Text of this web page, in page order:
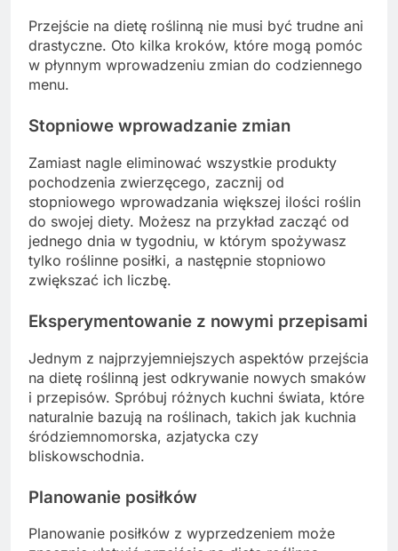
Przejście na dietę roślinną nie musi być trudne ani
drastyczne. Oto kilka kroków, które mogą pomóc
w płynnym wprowadzeniu zmian do codziennego
menu.
Stopniowe wprowadzanie zmian
Zamiast nagle eliminować wszystkie produkty
pochodzenia zwierzęcego, zacznij od
stopniowego wprowadzania większej ilości roślin
do swojej diety. Możesz na przykład zacząć od
jednego dnia w tygodniu, w którym spożywasz
tylko roślinne posiłki, a następnie stopniowo
zwiększać ich liczbę.
Eksperymentowanie z nowymi przepisami
Jednym z najprzyjemniejszych aspektów przejścia
na dietę roślinną jest odkrywanie nowych smaków
i przepisów. Spróbuj różnych kuchni świata, które
naturalnie bazują na roślinach, takich jak kuchnia
śródziemnomorska, azjatycka czy
bliskowschodnia.
Planowanie posiłków
Planowanie posiłków z wyprzedzeniem może